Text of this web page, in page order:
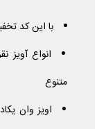
با این کد تخفیف
انواع
متنوع
اویز وان